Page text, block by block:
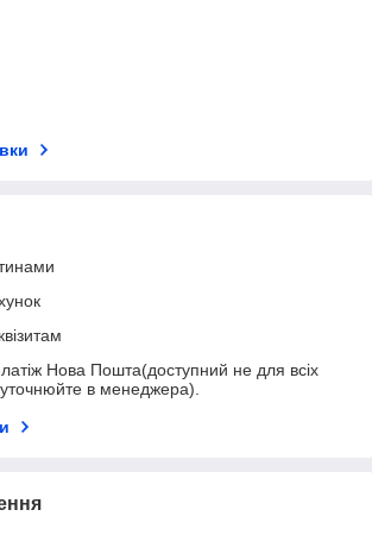
Нова Пошта(доступний не для всіх
уточнюйте в менеджера).